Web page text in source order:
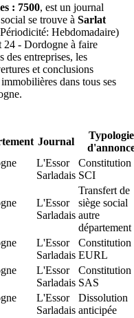
: 7500, est un journal
se trouve à Sarlat
Hebdomadaire)
24 - Dordogne à faire
des entreprises, les
et conclusions
dans tous ses
Journal
Typologie
L'Essor
Sarladais
Constitution
SCI
L'Essor
Sarladais
Transfert de
siège social
autre
département
L'Essor
Sarladais
Constitution
EURL
L'Essor
Sarladais
Constitution
SAS
L'Essor
Sarladais
Dissolution
anticipée